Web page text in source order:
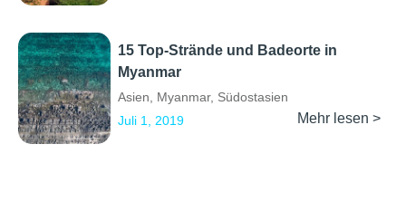
15 Top-Strände und Badeorte in
Myanmar
Asien Myanmar, Südostasien
Juli 1, 2019
Mehr lesen >